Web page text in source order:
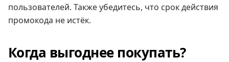
пользователей. Также убедитесь, что срок действия
промокода не истёк.
Когда выгоднее покупать?